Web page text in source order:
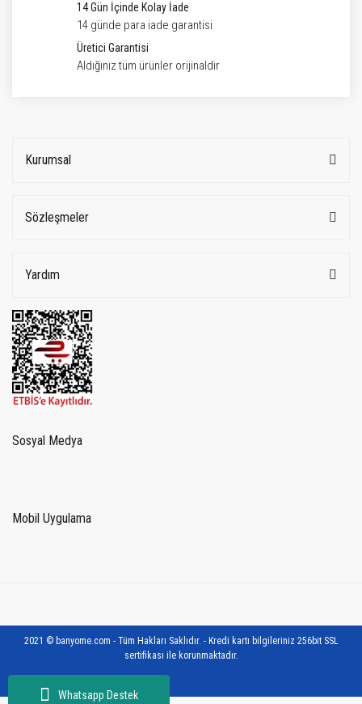
Whatsapp Destek
14 Gün İçinde Kolay İade
14 günde para iade garantisi
Üretici Garantisi
Aldığınız tüm ürünler orijinaldir
Kurumsal
Sözleşmeler
Yardım
Sosyal Medya
Mobil Uygulama
2021 © banyome.com - Tüm Hakları Saklıdır. - Kredi kartı bilgileriniz 256bit SSL
sertifikası ile korunmaktadır.